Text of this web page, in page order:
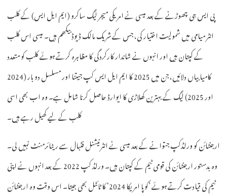
پی ایس جی چھوڑنے کے بعد میسی نے امریکی میجر لیگ ساکرو (ایم ایل ایس) کے کلب
انٹر میامی میں شمولیت اختیار کی، جس کے شریک مالک ڈیوڈ بیکھم ہیں۔ میسی اس کلب
کے کپتان ہیں اور انہوں نے شاندار کارکردگی کا مظاہرہ کرتے ہوئے کلب کو متعدد
کامیابیاں دلائیں، جن میں 2025 کا ایم ایل ایس کپ جیتنا اور مسلسل دو بار (2024
اور 2025) لیگ کے بہترین کھلاڑی کا ایوارڈ حاصل کرنا شامل ہے۔ وہ اب بھی اسی
کلب کے لیے کھیل رہے ہیں۔
ارجنٹائن کو ورلڈکپ جتوانے کے بعد میسی نے انٹرنیشنل فٹبال سے ریٹائرمنٹ نہیں لی۔
وہ بدستور ارجنٹائن کی قومی ٹیم کے کپتان ہیں۔ ورلڈ کپ 2022 کے بعد انہوں نے اپنی
ٹیم کی قیادت کرتے ہوئے ’کوپا امریکا 2024‘ کا ٹائٹل بھی جیتا۔ اس وقت وہ ارجنٹائن